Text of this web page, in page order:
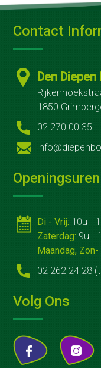
Vergaderen
en
Feest
Koffietafels
Catering
Groenonderhoud
Openbare
ruimten
Bij
jou
thuis
Winterwerk
Contact
Den
1850
02 270 00 35
Openingsuren
Di - Vrij: 10u -
Zaterdag: 9u -
Maandag,
02 262 24 28
Volg Ons